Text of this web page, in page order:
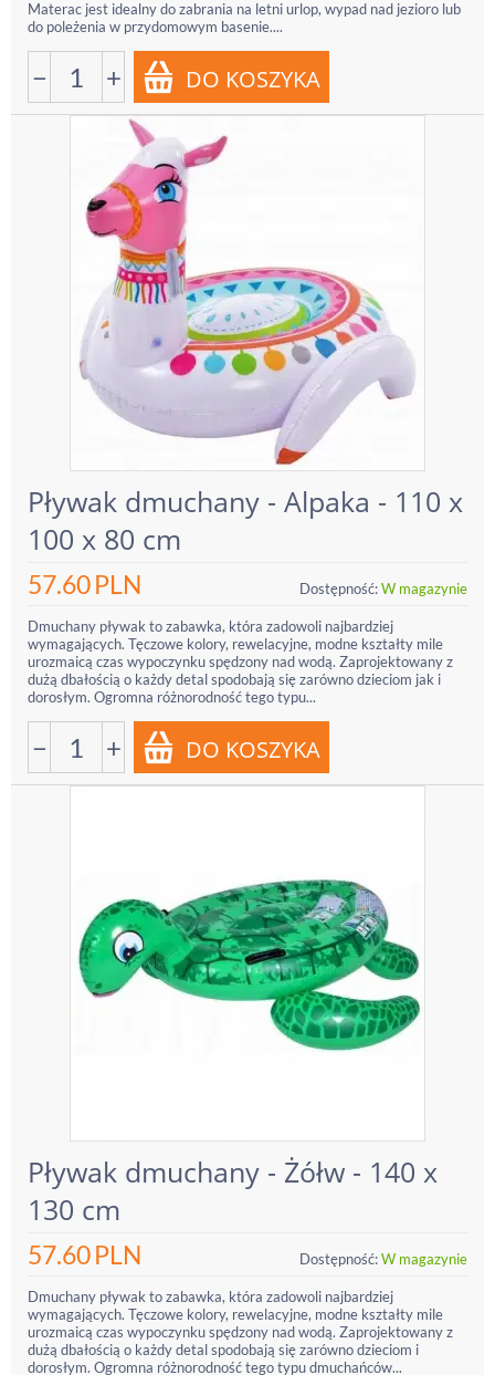
Materac jest idealny do zabrania na letni urlop, wypad nad jezioro lub
do poleżenia w przydomowym basenie....
− +
Pływak dmuchany - Alpaka - 110 x
100 x 80 cm
57.60PLN Dostępność:W magazynie
Dmuchany pływak to zabawka, która zadowoli najbardziej
wymagających. Tęczowe kolory, rewelacyjne, modne kształty mile
urozmaicą czas wypoczynku spędzony nad wodą. Zaprojektowany z
dużą dbałością o każdy detal spodobają się zarówno dzieciom jak i
dorosłym. Ogromna różnorodność tego typu...
− +
Pływak dmuchany - Żółw - 140 x
130 cm
57.60PLN Dostępność:W magazynie
Dmuchany pływak to zabawka, która zadowoli najbardziej
wymagających. Tęczowe kolory, rewelacyjne, modne kształty mile
urozmaicą czas wypoczynku spędzony nad wodą. Zaprojektowany z
dużą dbałością o każdy detal spodobają się zarówno dzieciom i
dorosłym. Ogromna różnorodność tego typu dmuchańców...